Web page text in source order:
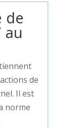
de
au
de
Il est
norme